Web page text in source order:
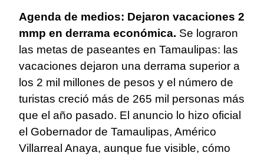
Agenda de medios: Dejaron vacaciones 2
mmp en derrama económica. Se lograron
las metas de paseantes en Tamaulipas: las
vacaciones dejaron una derrama superior a
los 2 mil millones de pesos y el número de
turistas creció más de 265 mil personas más
que el año pasado. El anuncio lo hizo oficial
el Gobernador de Tamaulipas, Américo
Villarreal Anaya, aunque fue visible, cómo